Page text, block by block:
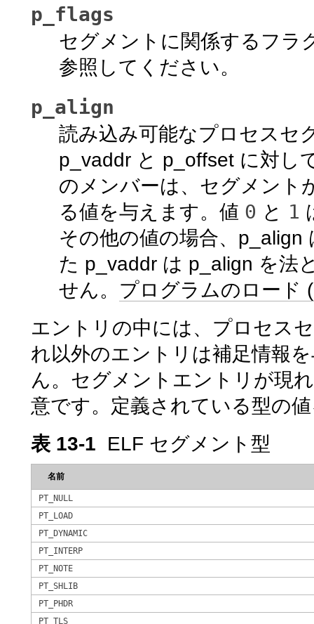
p_flags
セグメントに関係するフラ
参照してください。
p_align
読み込み可能なプロセスセ
p_vaddr と p_offset に対し
のメンバーは、セグメント
る値を与えます。値 0 と 1
その他の値の場合、p_align
た p_vaddr は p_align を法
せん。 プログラムのロード
エントリの中には、プロセス
れ以外のエントリは補足情報
ん。セグメントエントリが現
意です。定義されている型の
表 13-1 ELF セグメント型
名前
PT_NULL
PT_LOAD
PT_DYNAMIC
PT_INTERP
PT_NOTE
PT_SHLIB
PT_PHDR
PT_TLS